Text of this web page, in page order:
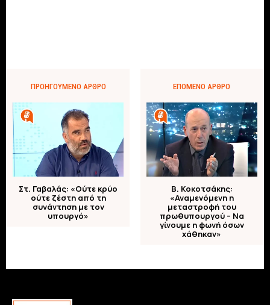
ΠΡΟΗΓΟΎΜΕΝΟ ΆΡΘΡΟ
Στ. Γαβαλάς: «Ούτε κρύο
ούτε ζέστη από τη
συνάντηση με τον
υπουργό»
ΕΠΌΜΕΝΟ ΆΡΘΡΟ
Β. Κοκοτσάκης:
«Αναμενόμενη η
μεταστροφή του
πρωθυπουργού – Nα
γίνουμε η φωνή όσων
χάθηκαν»